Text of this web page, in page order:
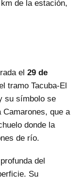
de la estación,
el 29 de
tramo Tacuba-El
su símbolo se
Camarones, que a
donde la
de río.
del
Su